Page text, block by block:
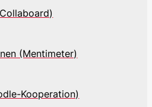
(Mentimeter)
Kooperation)